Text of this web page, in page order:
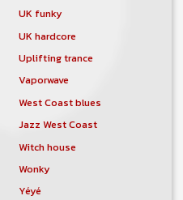
UK funky
UK hardcore
Uplifting trance
Vaporwave
West Coast blues
Jazz West Coast
Witch house
Wonky
Yéyé